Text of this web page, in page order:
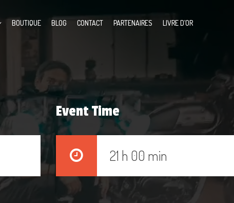
BOUTIQUE BLOG CONTACT PARTENAIRES LIVRE D’OR
Event Time
21 h 00 min